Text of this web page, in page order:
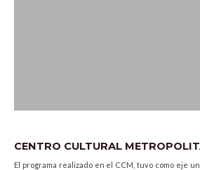
CENTRO CULTURAL
El programa realizado en el CCM, tuvo como eje